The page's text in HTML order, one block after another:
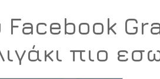
Facebook
πιο